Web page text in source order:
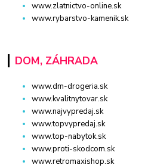
www.zlatnictvo-online.sk
www.rybarstvo-kamenik.sk
DOM, ZÁHRADA
www.dm-drogeria.sk
www.kvalitnytovar.sk
www.najvypredaj.sk
www.topvypredaj.sk
www.top-nabytok.sk
www.proti-skodcom.sk
www.retromaxishop.sk